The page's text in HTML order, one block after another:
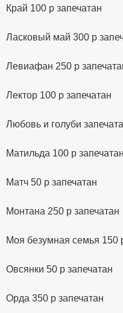
Край 100 р запечатан
Ласковый май 300 р
Левиафан 250 р
Лектор 100 р запечатан
Любовь и голуби
Матильда 100 р запечатан
Матч 50 р запечатан
Монтана 250 р запечатан
Моя безумная семья 150
Овсянки 50 р запечатан
Орда 350 р запечатан